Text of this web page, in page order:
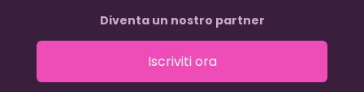
Diventa un nostro partner
Iscriviti ora